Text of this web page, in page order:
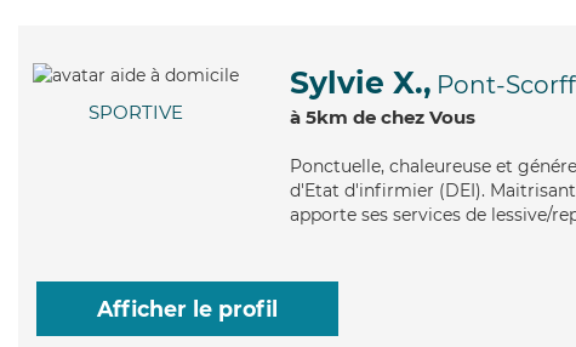
SPORTIVE
Sylvie X., Pont-Scorff
à 5km de chez Vous
Ponctuelle, chaleureuse et
d'Etat d'infirmier (DEI).
apporte ses services de lessive/
Afficher le profil